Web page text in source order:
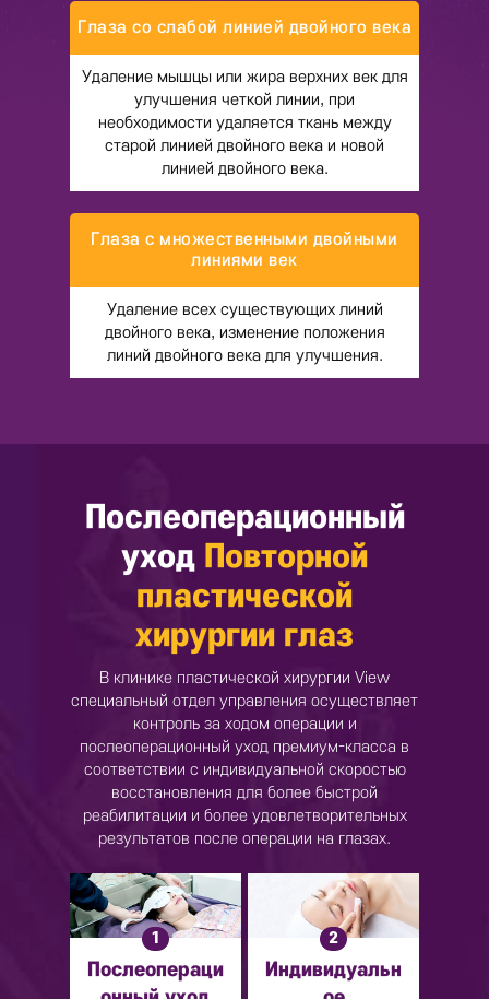
Глаза со слабой линией двойного века
Удаление мышцы или жира верхних век для
улучшения четкой линии, при
необходимости удаляется ткань между
старой линией двойного века и новой
линией двойного века.
Глаза с множественными двойными
линиями век
Удаление всех существующих линий
двойного века, изменение положения
линий двойного века для улучшения.
Послеоперационный
уход Повторной
пластической
хирургии глаз
В клинике пластической хирургии View
специальный отдел управления осуществляет
контроль за ходом операции и
послеоперационный уход премиум-класса в
соответствии с индивидуальной скоростью
восстановления для более быстрой
реабилитации и более удовлетворительных
результатов после операции на глазах.
1
Послеопераци
2
Индивидуальн